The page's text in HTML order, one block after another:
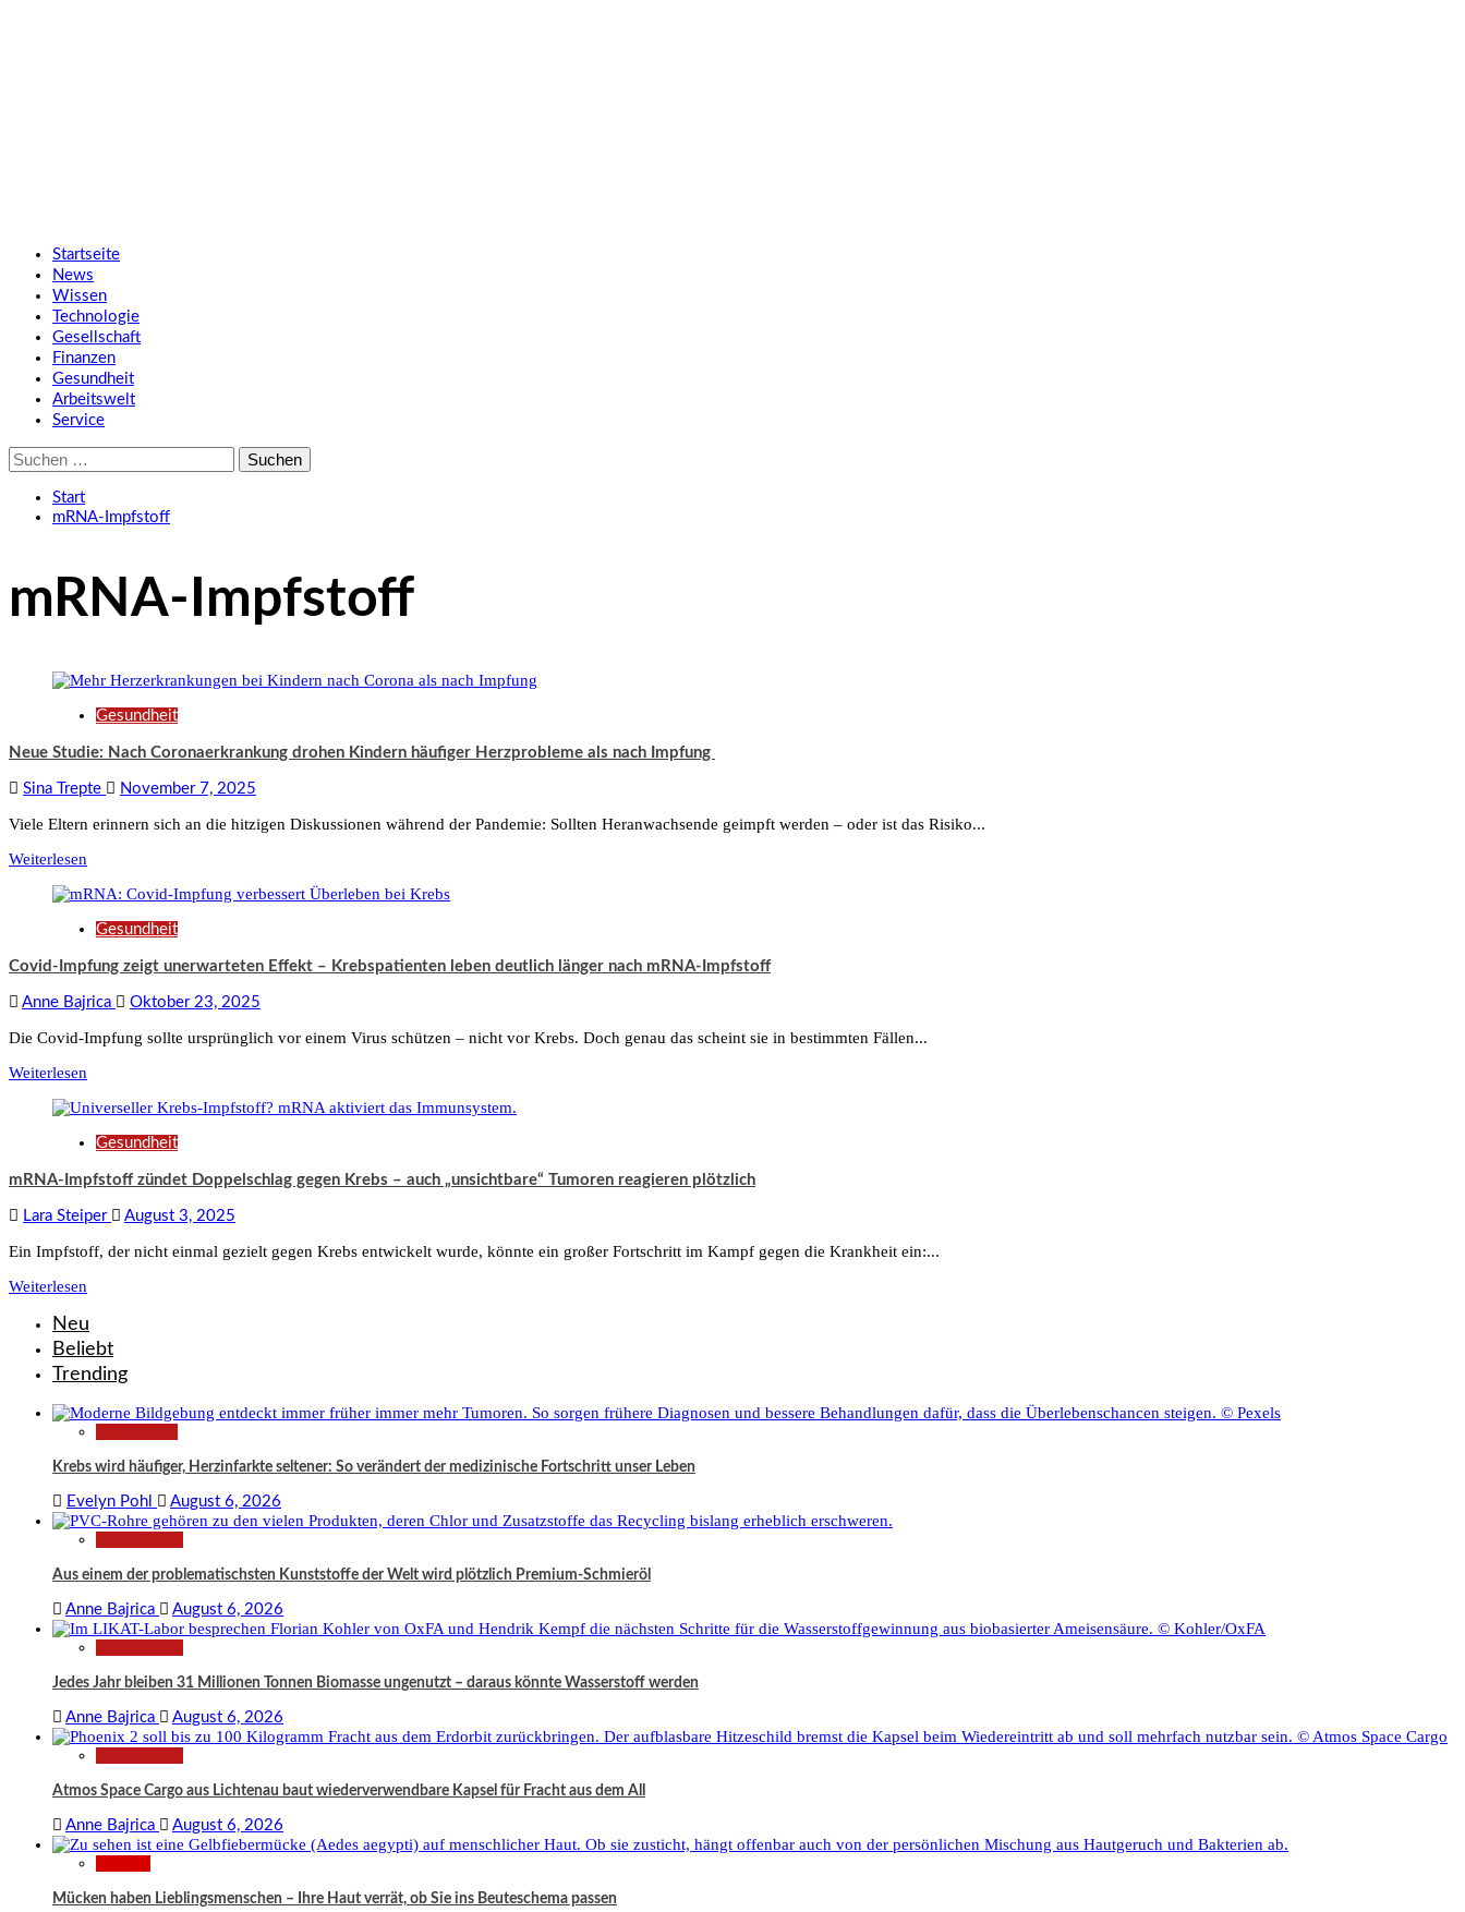
Startseite
News
Wissen
Technologie
Gesellschaft
Finanzen
Gesundheit
Arbeitswelt
Service
Suche
nach:
Start
mRNA-Impfstoff
mRNA-Impfstoff
Gesundheit
Neue Studie: Nach Coronaerkrankung drohen Kindern häufiger Herzprobleme als nach Impfung
Sina Trepte November 7, 2025
Viele Eltern erinnern sich an die hitzigen Diskussionen während der Pandemie: Sollten Heranwachsende geimpft werden – oder ist das Risiko...
Weiterlesen
Gesundheit
Covid-Impfung zeigt unerwarteten Effekt – Krebspatienten leben deutlich länger nach mRNA-Impfstoff
Anne Bajrica Oktober 23, 2025
Die Covid-Impfung sollte ursprünglich vor einem Virus schützen – nicht vor Krebs. Doch genau das scheint sie in bestimmten Fällen...
Weiterlesen
Gesundheit
mRNA-Impfstoff zündet Doppelschlag gegen Krebs – auch „unsichtbare“ Tumoren reagieren plötzlich
Lara Steiper August 3, 2025
Ein Impfstoff, der nicht einmal gezielt gegen Krebs entwickelt wurde, könnte ein großer Fortschritt im Kampf gegen die Krankheit ein:...
Weiterlesen
Neu
Beliebt
Trending
Krebs wird häufiger, Herzinfarkte seltener: So verändert der medizinische Fortschritt unser Leben
Evelyn Pohl August 6, 2026
Aus einem der problematischsten Kunststoffe der Welt wird plötzlich Premium-Schmieröl
Anne Bajrica August 6, 2026
Jedes Jahr bleiben 31 Millionen Tonnen Biomasse ungenutzt – daraus könnte Wasserstoff werden
Anne Bajrica August 6, 2026
Atmos Space Cargo aus Lichtenau baut wiederverwendbare Kapsel für Fracht aus dem All
Anne Bajrica August 6, 2026
Mücken haben Lieblingsmenschen – Ihre Haut verrät, ob Sie ins Beuteschema passen